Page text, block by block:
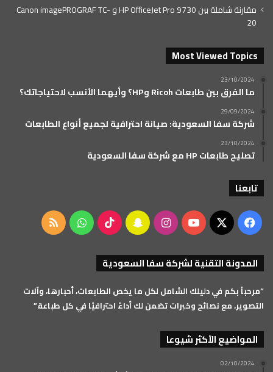
مقارنة شاملة بين HP OfficeJet Pro 9730 و Canon imagePROGRAF TC-
20
Most Viewed Topics
23/10/2024
ما الفرق بين طابعات Ricoh وHP؟ وأيهما الأنسب لاحتياجاتك؟
29/09/2024
شركة سفا السعودية: صيانة احترافية لجميع أنواع الطابعات
23/10/2024
تصليح طابعات HP مع شركة سفا السعودية
تابعنا
فيسبوك
‫X
‫YouTubeانستقرامسناب ‫TikTok واتساب ملخص
المدونة التقنية لشركة سفا السعودية
“مرحباً بكم في دليلك الشامل لكل ما يخص الطابعات، أحبارها، وآلات
التصوير، مع نصائح وخبرات تضمن لك أداءً احترافيًا في كل طباعة.”
المواضيع الأكثر شيوعا
02/10/2024